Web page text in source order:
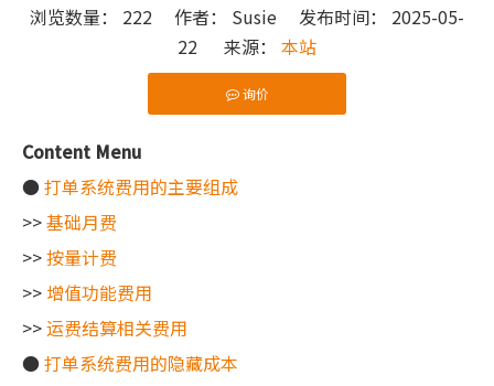
浏览数量： 222 作者： Susie 发布时间： 2025-05-
22 来源： 本站
询价
["wechat"]
Content Menu
●打单系统费用的主要组成
>>基础月费
>>按量计费
>> 增值功能费用
>>运费结算相关费用
●打单系统费用的隐藏成本